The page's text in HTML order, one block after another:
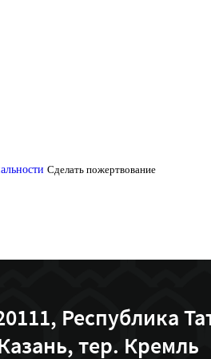
по банковским реквизитам.
Республики Татарстан по адресу ул.
Сделать пожертвование
Республика
тер. Кремль